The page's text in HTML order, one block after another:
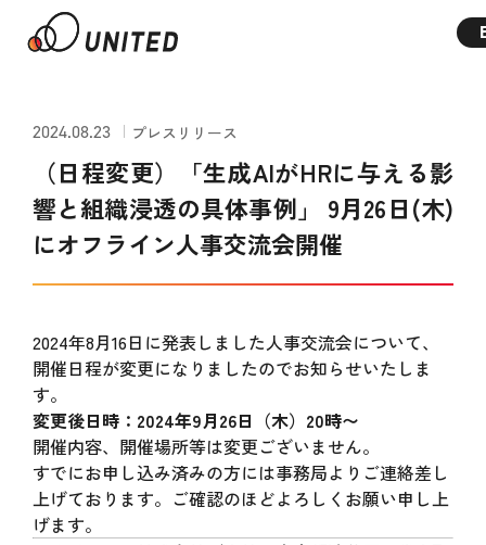
2024.08.23 プレスリリース
（日程変更）「生成AIがHRに与える影
響と組織浸透の具体事例」 9月26日(木)
にオフライン人事交流会開催
2024年8月16日に発表しました人事交流会について、
開催日程が変更になりましたのでお知らせいたしま
す。
変更後日時：2024年9月26日（木）20時〜
開催内容、開催場所等は変更ございません。
すでにお申し込み済みの方には事務局よりご連絡差し
上げております。ご確認のほどよろしくお願い申し上
げます。